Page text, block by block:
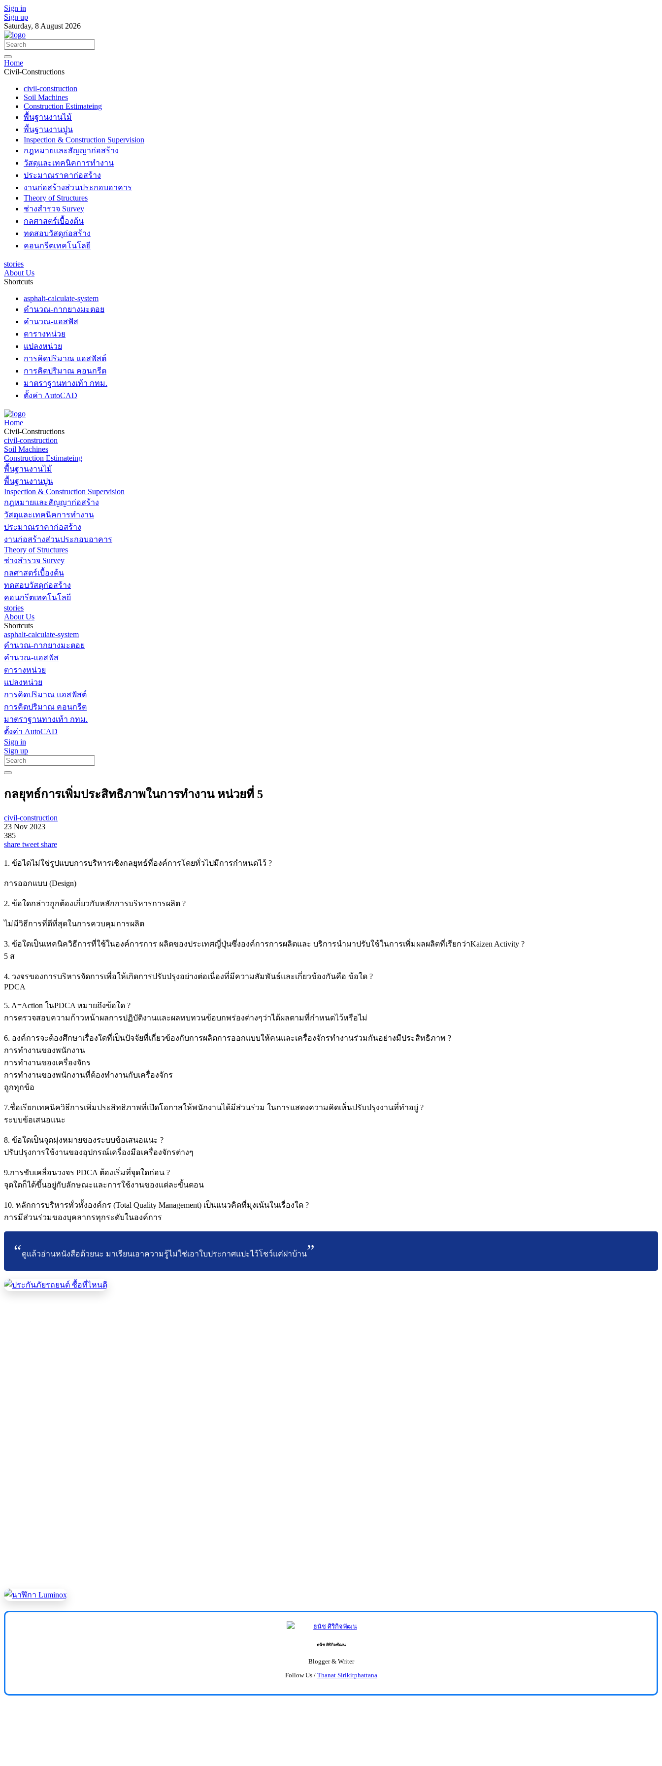
Sign in
Sign up
Saturday, 8 August 2026
Home
Civil-Constructions
civil-construction
Soil Machines
Construction Estimateing
พื้นฐานงานไม้
พื้นฐานงานปูน
Inspection & Construction Supervision
กฎหมายและสัญญาก่อสร้าง
วัสดุและเทคนิคการทำงาน
ประมาณราคาก่อสร้าง
งานก่อสร้างส่วนประกอบอาคาร
Theory of Structures
ช่างสำรวจ Survey
กลศาสตร์เบื้องต้น
ทดสอบวัสดุก่อสร้าง
คอนกรีตเทคโนโลยี
stories
About Us
Shortcuts
asphalt-calculate-system
คำนวณ-กากยางมะตอย
คำนวณ-แอสฟัส
ตารางหน่วย
แปลงหน่วย
การคิดปริมาณ แอสฟัสต์
การคิดปริมาณ คอนกรีต
มาตราฐานทางเท้า กทม.
ตั้งค่า AutoCAD
Home
Civil-Constructions
civil-construction
Soil Machines
Construction Estimateing
พื้นฐานงานไม้
พื้นฐานงานปูน
Inspection & Construction Supervision
กฎหมายและสัญญาก่อสร้าง
วัสดุและเทคนิคการทำงาน
ประมาณราคาก่อสร้าง
งานก่อสร้างส่วนประกอบอาคาร
Theory of Structures
ช่างสำรวจ Survey
กลศาสตร์เบื้องต้น
ทดสอบวัสดุก่อสร้าง
คอนกรีตเทคโนโลยี
stories
About Us
Shortcuts
asphalt-calculate-system
คำนวณ-กากยางมะตอย
คำนวณ-แอสฟัส
ตารางหน่วย
แปลงหน่วย
การคิดปริมาณ แอสฟัสต์
การคิดปริมาณ คอนกรีต
มาตราฐานทางเท้า กทม.
ตั้งค่า AutoCAD
Sign in
Sign up
กลยุทธ์การเพิ่มประสิทธิภาพในการทำงาน หน่วยที่ 5
civil-construction
23 Nov 2023
385
share tweet share
1. ข้อไดไม่ใช่รูปแบบการบริหารเชิงกลยุทธ์ที่องค์การโดยทั่วไปมีการกำหนดไว้ ?
การออกแบบ (Design)
2. ข้อใดกล่าวถูกต้องเกี่ยวกับหลักการบริหารการผลิต ?
ไม่มีวิธีการที่ดีที่สุดในการควบคุมการผลิต
3. ข้อใดเป็นเทคนิควิธีการที่ใช้ในองค์การการ ผลิตของประเทศญี่ปุ่นซึ่งองค์การการผลิตและ บริการนำมาปรับใช้ในการเพิ่มผลผลิตที่เรียกว่าKaizen Activity ?
5 ส
4. วงจรของการบริหารจัดการเพื่อให้เกิดการปรับปรุงอย่างต่อเนื่องที่มีความสัมพันธ์และเกี่ยวข้องกันคือ ข้อใด ?
PDCA
5. A=Action ในPDCA หมายถึงข้อใด ?
การตรวจสอบความก้าวหน้าผลการปฏิบัติงานและผลทบทวนข้อบกพร่องต่างๆว่าได้ผลตามที่กำหนดไว้หรือไม่
6. องค์การจะต้องศึกษาเรื่องใดที่เป็นปัจจัยที่เกี่ยวข้องกับการผลิตการออกแบบให้คนและเครื่องจักรทำงานร่วมกันอย่างมีประสิทธิภาพ ?
การทำงานของพนักงาน
การทำงานของเครื่องจักร
การทำงานของพนักงานที่ต้องทำงานกับเครื่องจักร
ถูกทุกข้อ
7.ชื่อเรียกเทคนิควิธีการเพิ่มประสิทธิภาพที่เปิดโอกาสให้พนักงานได้มีส่วนร่วม ในการแสดงความคิดเห็นปรับปรุงงานที่ทำอยู่ ?
ระบบข้อเสนอแนะ
8. ข้อใดเป็นจุดมุ่งหมายของระบบข้อเสนอแนะ ?
ปรับปรุงการใช้งานของอุปกรณ์เครื่องมือเครื่องจักรต่างๆ
9.การขับเคลื่อนวงจร PDCA ต้องเริ่มที่จุดใดก่อน ?
จุดใดก็ได้ขึ้นอยู่กับลักษณะและการใช้งานของแต่ละขั้นตอน
10. หลักการบริหารทั่วทั้งองค์กร (Total Quality Management) เป็นแนวคิดที่มุงเน้นในเรื่องใด ?
การมีส่วนร่วมของบุคลากรทุกระดับในองค์การ
ดูแล้วอ่านหนังสือด้วยนะ มาเรียนเอาความรู้ไม่ใช่เอาใบประกาศแปะไว้โชว์แค่ฝาบ้าน
ธนัช ศิริกิจพัฒน
Blogger & Writer
Follow Us / Thanat Sirikitphattana